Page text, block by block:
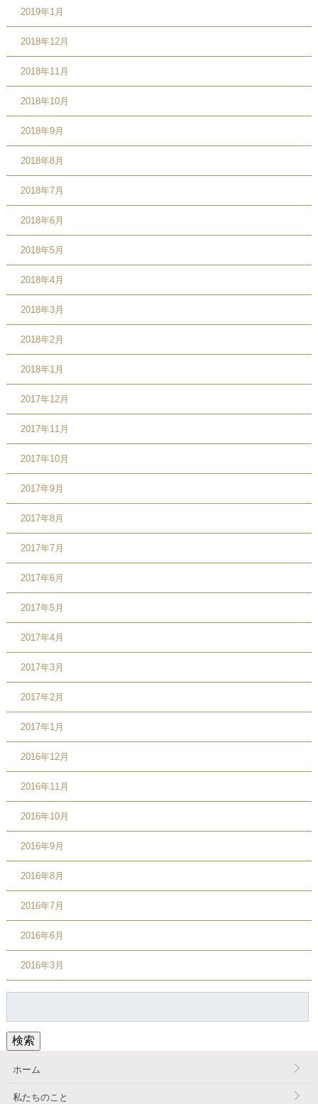
2019年1月
2018年12月
2018年11月
2018年10月
2018年9月
2018年8月
2018年7月
2018年6月
2018年5月
2018年4月
2018年3月
2018年2月
2018年1月
2017年12月
2017年11月
2017年10月
2017年9月
2017年8月
2017年7月
2017年6月
2017年5月
2017年4月
2017年3月
2017年2月
2017年1月
2016年12月
2016年11月
2016年10月
2016年9月
2016年8月
2016年7月
2016年6月
2016年3月
検索
ホーム
私たちのこと